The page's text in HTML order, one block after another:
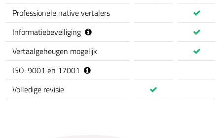
Professionele native vertalers
Informatiebeveiliging
Vertaalgeheugen mogelijk
ISO-9001 en 17001
Volledige revisie